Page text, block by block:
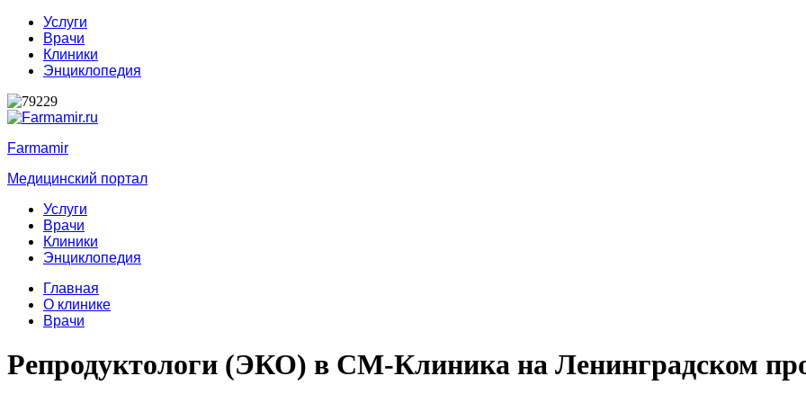
Услуги
Врачи
Клиники
Энциклопедия
Farmamir
Медицинский портал
Услуги
Врачи
Клиники
Энциклопедия
Главная
О клинике
Врачи
Репродуктологи (ЭКО) в СМ-Клиника на Ленинградском